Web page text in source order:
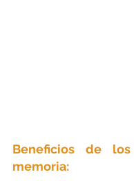
Beneficios de
memoria: